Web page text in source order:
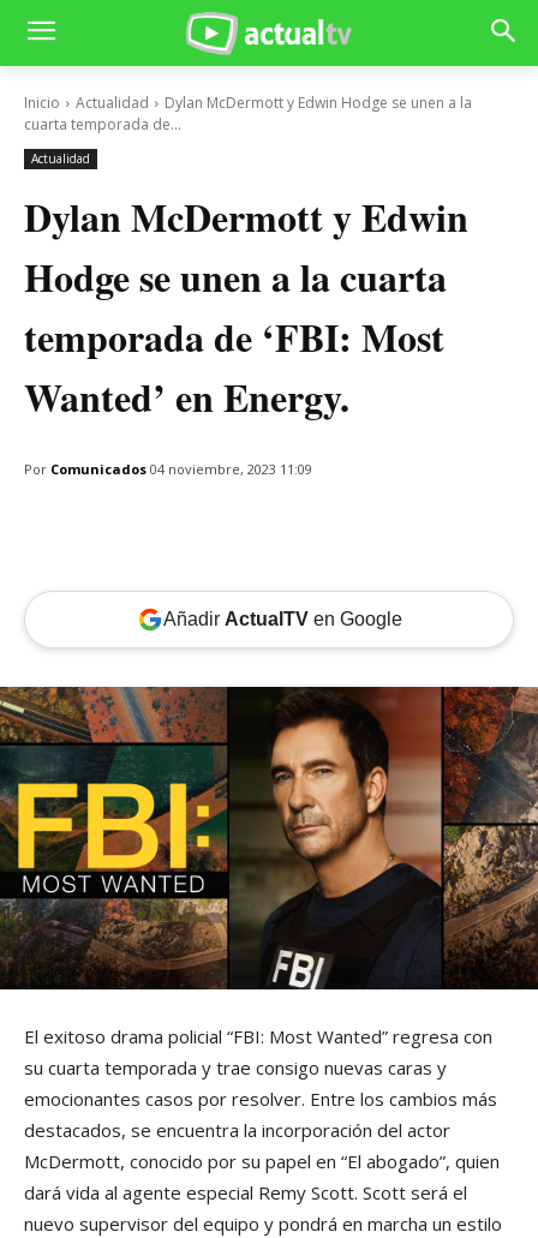
Inicio Actualidad
Dylan McDermott y Edwin Hodge se unen a la
cuarta temporada de...
Actualidad
Dylan McDermott y Edwin
Hodge se unen a la cuarta
temporada de ‘FBI: Most
Wanted’ en Energy.
Por Comunicados 04 noviembre, 2023 11:09
Añadir ActualTVen Google
El exitoso drama policial “FBI: Most Wanted” regresa con
su cuarta temporada y trae consigo nuevas caras y
emocionantes casos por resolver. Entre los cambios más
destacados, se encuentra la incorporación del actor
McDermott, conocido por su papel en “El abogado”, quien
dará vida al agente especial Remy Scott. Scott será el
nuevo supervisor del equipo y pondrá en marcha un estilo